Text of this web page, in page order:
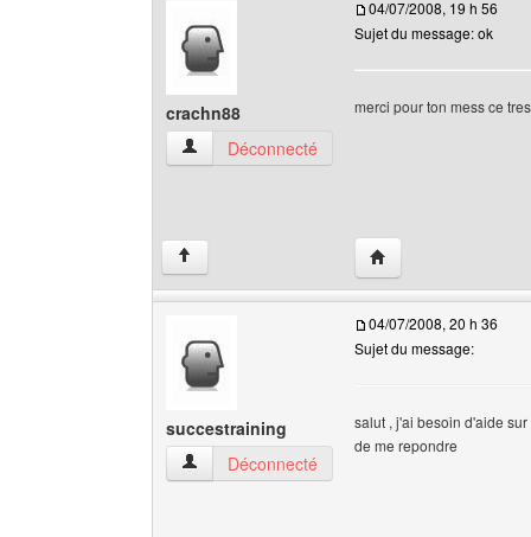
crachn88
crachn88 Voir le profil de l'utilisateur
Déconnecté
04/07/2008, 19 h 56
Sujet du message: ok
merci pour ton mess ce
↑ Visiter le site web
succestraining
succestraining Voir le profil de l'utilisateur
Déconnecté
04/07/2008, 20 h 36
Sujet du message:
salut , j'ai besoin d'aide
de me repondre